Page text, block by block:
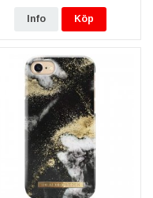
Info Köp